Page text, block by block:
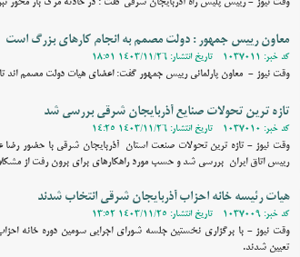
وقت نیوز - رییس پلیس راه آذربایجان شرقی گفت : در حادثه مرگ بار محور
معاون رییس جمهور : دولت مصمم به انجام کارهای بزرگ است
کد خبر: 1037011 - تاریخ انتشار: 1403/11/26 18:51
وقت نیوز - معاون پارلمانی رییس جمهور گفت: اعضای هیات دولت مصمم اند تا
تازه ترین تحولات صنایع آذربایجان شرقی بررسی شد
کد خبر: 1037010 - تاریخ انتشار: 1403/11/26 14:25
وقت نیوز - تازه ترین تحولات صنعت استان آذربایجان شرقی با حضور
رییس اتاق ایران بررسی شد و حسب مورد راهکارهای برای برون رفت از
هیات رئیسه خانه احزاب آذربایجان شرقی انتخاب شدند
کد خبر: 1037009 - تاریخ انتشار: 1403/11/25 13:52
وقت نیوز - با برگزاری نخستین جلسه شورای اجرایی سومین دوره خانه
تعیین شدند.